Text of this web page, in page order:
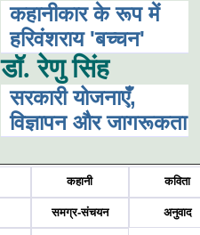
कहानीकार के रूप में
हरिवंशराय 'बच्चन'
डॉ. रेणु सिंह
सरकारी योजनाएँ,
विज्ञापन और जागरूकता
कहानी कविता
समग्र-संचयन अनुवाद